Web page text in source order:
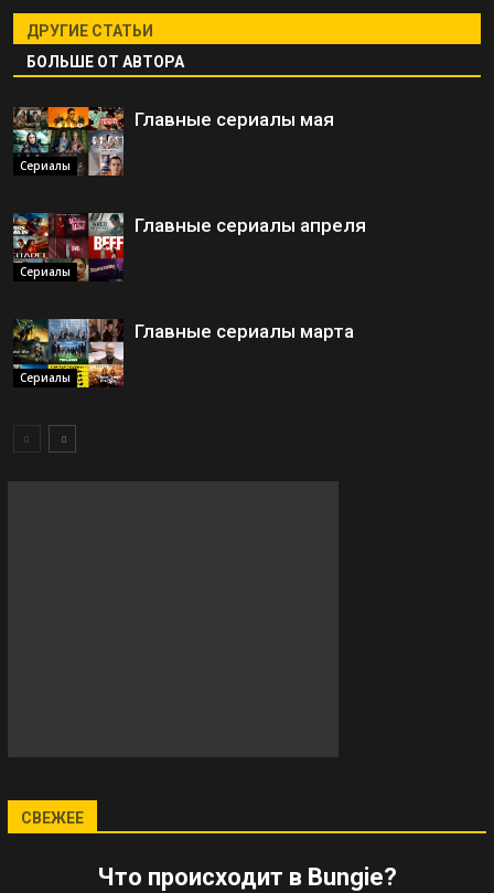
ДРУГИЕ СТАТЬИ
БОЛЬШЕ ОТ АВТОРА
Сериалы
Главные сериалы мая
Сериалы
Главные сериалы апреля
Сериалы
Главные сериалы марта
СВЕЖЕЕ
Что происходит в Bungie?